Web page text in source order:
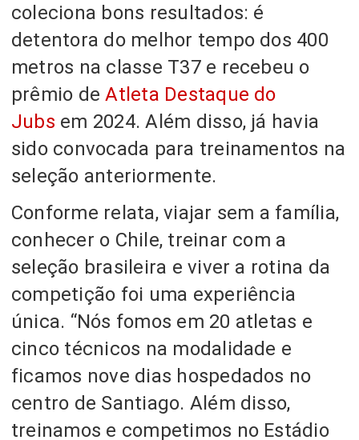
coleciona bons resultados: é
detentora do melhor tempo dos 400
metros na classe T37 e recebeu o
prêmio deAtleta Destaque do
Jubs em 2024. Além disso, já havia
sido convocada para treinamentos na
seleção anteriormente.
Conforme relata, viajar sem a família,
conhecer o Chile, treinar com a
seleção brasileira e viver a rotina da
competição foi uma experiência
única. “Nós fomos em 20 atletas e
cinco técnicos na modalidade e
ficamos nove dias hospedados no
centro de Santiago. Além disso,
treinamos e competimos no Estádio